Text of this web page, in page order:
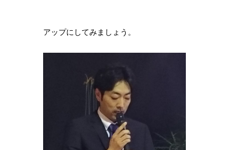
アップにしてみましょう。